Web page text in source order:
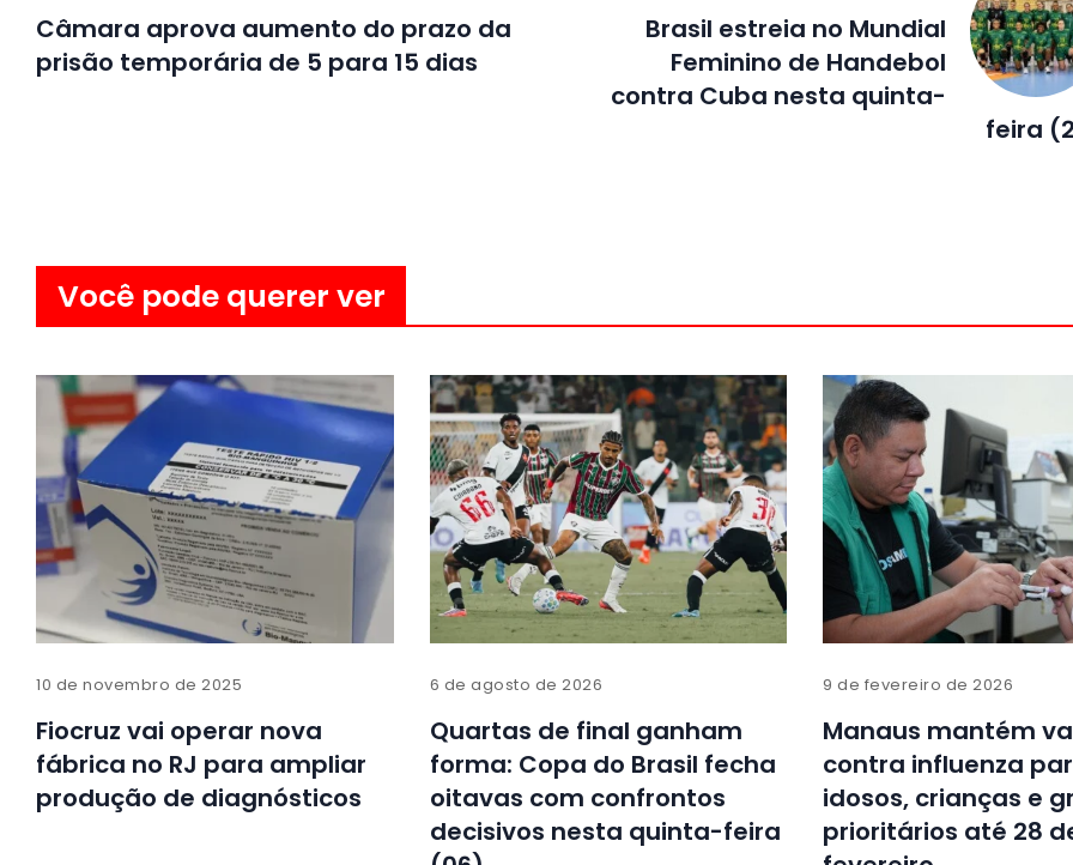
Câmara aprova aumento do prazo da
prisão temporária de 5 para 15 dias
Brasil estreia no Mundial
Feminino de Handebol
contra Cuba nesta quinta-
feira
Você pode querer ver
10 de novembro de 2025
Fiocruz vai operar nova
fábrica no RJ para ampliar
produção de diagnósticos
6 de agosto de 2026
Quartas de final ganham
forma: Copa do Brasil fecha
oitavas com confrontos
decisivos nesta quinta-feira
9 de fevereiro de 2026
Manaus mantém
contra influenza
idosos, crianças e
prioritários até 28